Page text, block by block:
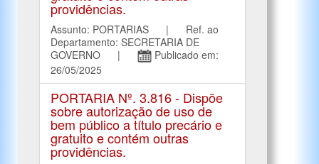
providências.
Assunto: PORTARIAS | Ref. ao
Departamento: SECRETARIA DE
GOVERNO |
Publicado em:
26/05/2025
PORTARIA Nº. 3.816 - Dispõe
sobre autorização de uso de
bem público a título precário e
gratuito e contém outras
providências.